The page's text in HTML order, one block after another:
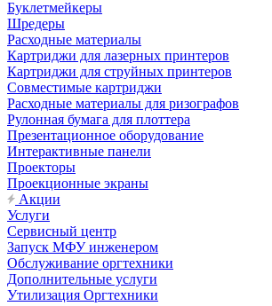
Буклетмейкеры
Шредеры
Расходные материалы
Картриджи для лазерных принтеров
Картриджи для струйных принтеров
Совместимые картриджи
Расходные материалы для ризографов
Рулонная бумага для плоттера
Презентационное оборудование
Интерактивные панели
Проекторы
Проекционные экраны
Акции
Услуги
Сервисный центр
Запуск МФУ инженером
Обслуживание оргтехники
Дополнительные услуги
Утилизация Оргтехники